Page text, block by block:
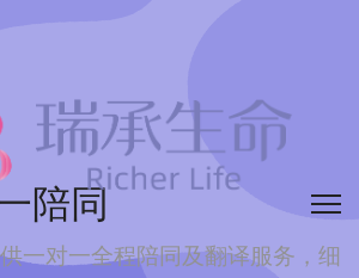
陪同
一对一全程陪同及翻译服务，细